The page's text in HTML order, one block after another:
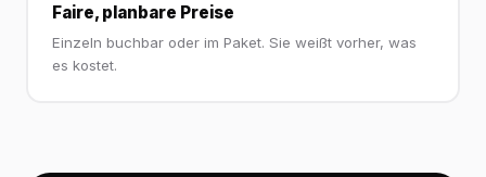
Faire, planbare Preise
Einzeln buchbar oder im Paket. Sie weißt vorher, was
es kostet.